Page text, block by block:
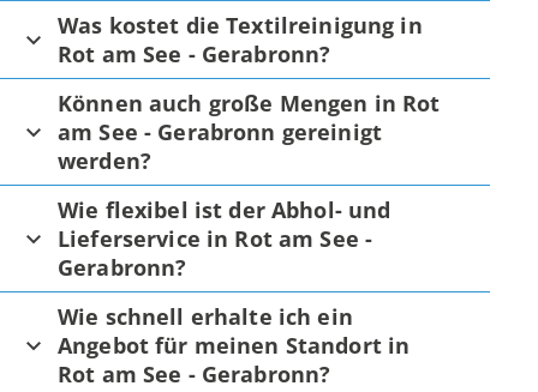
Was kostet die Textilreinigung in
Rot am See - Gerabronn?
Können auch große Mengen in Rot
am See - Gerabronn gereinigt
werden?
Wie flexibel ist der Abhol- und
Lieferservice in Rot am See -
Gerabronn?
Wie schnell erhalte ich ein
Angebot für meinen Standort in
Rot am See - Gerabronn?